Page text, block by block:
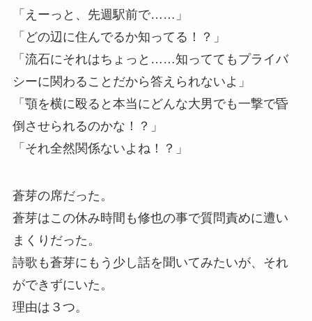
「えーっと、先週駅前で……」
「どの辺に住んでるか知ってる！？」
「流石にそれはちょっと……知っててもプライバ
シーに関わることだから答えられないよ」
「顎を横に殴ると本当にどんな大男でも一撃で昏
倒させられるのかな！？」
「それ全然関係ないよね！？」
蒼芽の席だった。
蒼芽はこの休み時間も修也の事で質問責めに遭い
まくりだった。
詩歌も蒼芽にもう少し話を聞いてみたいが、それ
ができずにいた。
理由は３つ。